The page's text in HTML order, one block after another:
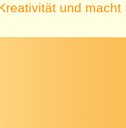
und macht